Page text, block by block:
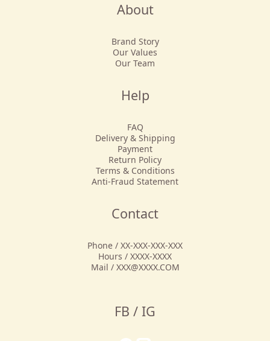
About
Brand Story
Our Values
Our Team
Help
FAQ
Delivery & Shipping
Payment
Return Policy
Terms & Conditions
Anti-Fraud Statement
Contact
Phone / XX-XXX-XXX-XXX
Hours / XXXX-XXXX
Mail / XXX@XXXX.COM
FB / IG